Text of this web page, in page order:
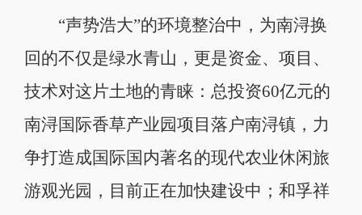
“声势浩大”的环境整治中，为南浔换
回的不仅是绿水青山，更是资金、项目、
技术对这片土地的青睐：总投资60亿元的
南浔国际香草产业园项目落户南浔镇，力
争打造成国际国内著名的现代农业休闲旅
游观光园，目前正在加快建设中；和孚祥